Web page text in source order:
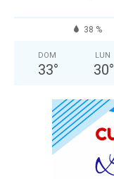
38 %
DOM
33°
LUN
30°